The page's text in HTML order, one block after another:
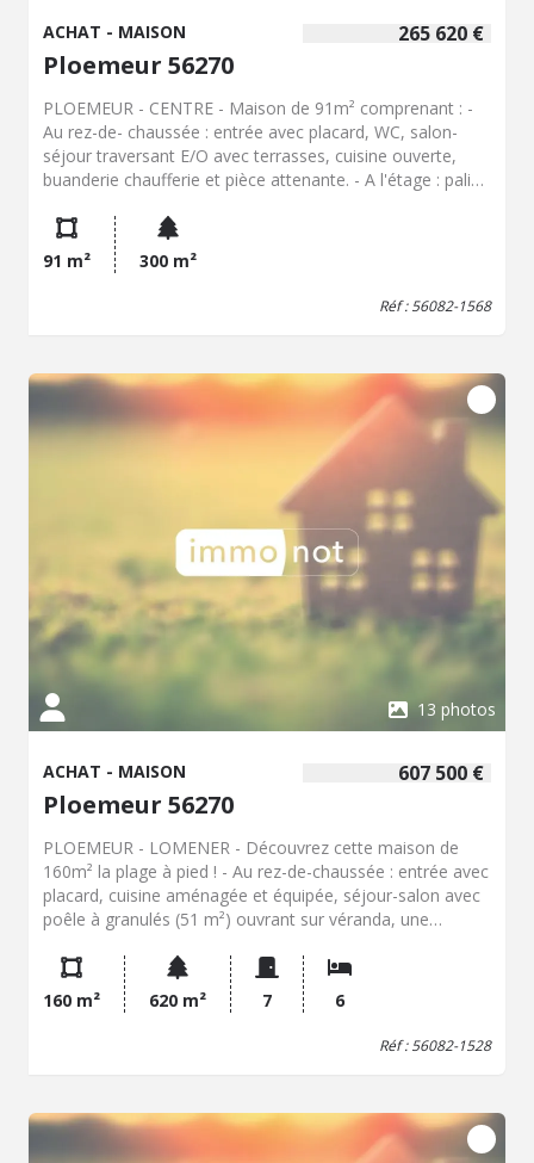
265 620 €
ACHAT - MAISON
Ploemeur 56270
PLOEMEUR - CENTRE - Maison de 91m² comprenant : -
Au rez-de- chaussée : entrée avec placard, WC, salon-
séjour traversant E/O avec terrasses, cuisine ouverte,
buanderie chaufferie et pièce attenante. - A l'étage : palier,
l'extérieur : jardin, terrasse et cabanon de jardin. TF :
1348€
91 m² 300 m²
Réf : 56082-1568
13 photos
607 500 €
ACHAT - MAISON
Ploemeur 56270
PLOEMEUR - LOMENER - Découvrez cette maison de
160m² la plage à pied ! - Au rez-de-chaussée : entrée avec
placard, cuisine aménagée et équipée, séjour-salon avec
poêle à granulés (51 m²) ouvrant sur véranda, une
lave-mains. - A l'étage : palier, 4 chambres, salle de bains
avec douche et wc. - En annexe : un duplex comprenant
une pièce de vie, rangement sous l'escalier, chambre avec
salle d'eau et wc à l'étage, terrasse. - En sus : terrasse et
160 m² 620 m² 7 6
Réf : 56082-1528